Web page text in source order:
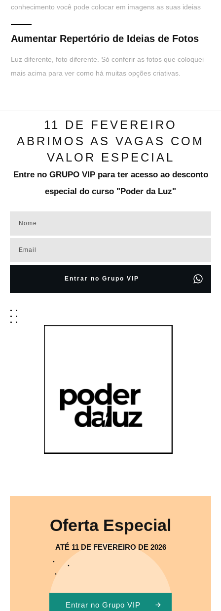
conhecimento você pode colocar em imagens as suas ideias
Aumentar Repertório de Ideias de Fotos
Luz diferente, foto diferente. Só conferir as fotos que coloquei
mais acima para ver como há muitas opções criativas.
11 DE FEVEREIRO
ABRIMOS AS VAGAS COM
VALOR ESPECIAL
Entre no GRUPO VIPpara ter acesso aodesconto
especial do curso "Poder da Luz"
Entrar no Grupo VIP
Oferta Especial
ATÉ 11 DE FEVEREIRO DE 2026
Entrar no Grupo VIP